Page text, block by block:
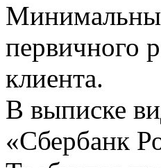
первичного
клиента.
В выписке
«Сбербанк